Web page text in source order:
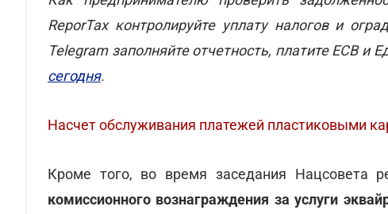
ReporTax контролируйте уплату налогов и
Telegram заполняйте отчетность, платите ЕСВ и
сегодня.
Насчет обслуживания платежей пластиковыми
Кроме того, во время заседания Нацсовета
комиссионного вознаграждения за услуги